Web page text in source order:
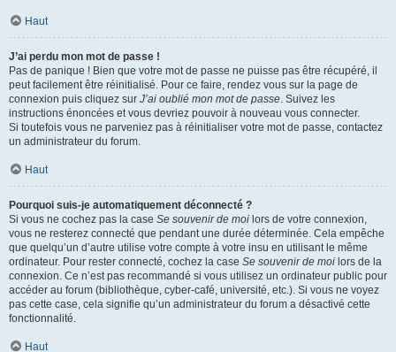
Haut
J’ai perdu mon mot de passe !
Pas de panique ! Bien que votre mot de passe ne puisse pas être récupéré, il
peut facilement être réinitialisé. Pour ce faire, rendez vous sur la page de
connexion puis cliquez sur J’ai oublié mon mot de passe. Suivez les
instructions énoncées et vous devriez pouvoir à nouveau vous connecter.
Si toutefois vous ne parveniez pas à réinitialiser votre mot de passe, contactez
un administrateur du forum.
Haut
Pourquoi suis-je automatiquement déconnecté ?
Si vous ne cochez pas la case Se souvenir de moi lors de votre connexion,
vous ne resterez connecté que pendant une durée déterminée. Cela empêche
que quelqu’un d’autre utilise votre compte à votre insu en utilisant le même
ordinateur. Pour rester connecté, cochez la case Se souvenir de moi lors de la
connexion. Ce n’est pas recommandé si vous utilisez un ordinateur public pour
accéder au forum (bibliothèque, cyber-café, université, etc.). Si vous ne voyez
pas cette case, cela signifie qu’un administrateur du forum a désactivé cette
fonctionnalité.
Haut